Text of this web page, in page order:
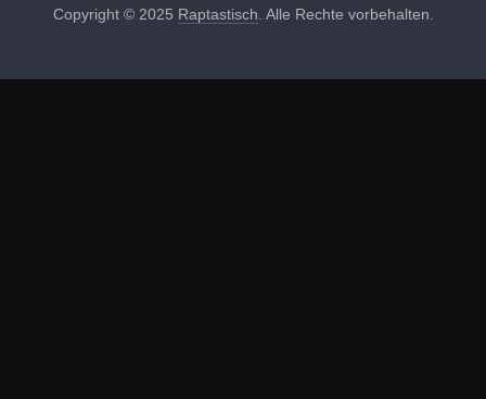
Copyright © 2025 Raptastisch . Alle Rechte vorbehalten.